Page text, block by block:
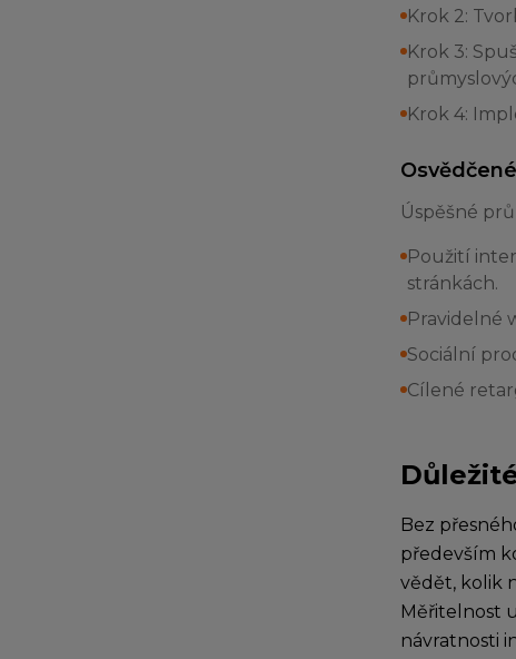
Krok 2:
Krok 3:
Krok 4:
Úspěšné
Použití
stránkách.
Pravidelné
Sociální
Cílené
Bez
především
vědět, kolik
Měřitelnost
návratnosti